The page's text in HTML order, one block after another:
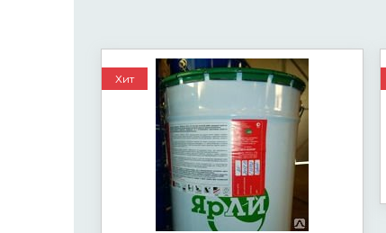
Хит